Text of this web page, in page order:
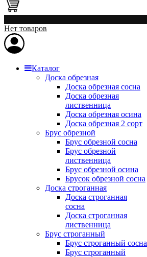
Нет товаров
Каталог
Доска обрезная
Доска обрезная сосна
Доска обрезная
лиственница
Доска обрезная осина
Доска обрезная 2 сорт
Брус обрезной
Брус обрезной сосна
Брус обрезной
лиственница
Брус обрезной осина
Брусок обрезной сосна
Доска строганная
Доска строганная
сосна
Доска строганная
лиственница
Брус строганный
Брус строганный сосна
Брус строганный